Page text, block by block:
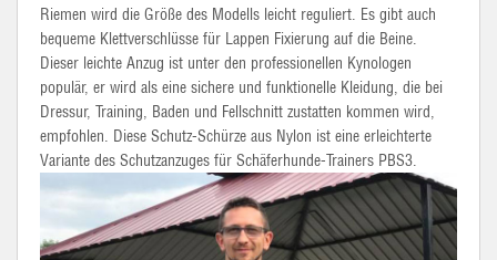
Riemen wird die Größe des Modells leicht reguliert. Es gibt auch
bequeme Klettverschlüsse für Lappen Fixierung auf die Beine.
Dieser leichte Anzug ist unter den professionellen Kynologen
populär, er wird als eine sichere und funktionelle Kleidung, die bei
Dressur, Training, Baden und Fellschnitt zustatten kommen wird,
empfohlen. Diese Schutz-Schürze aus Nylon ist eine erleichterte
Variante des Schutzanzuges für Schäferhunde-Trainers PBS3.